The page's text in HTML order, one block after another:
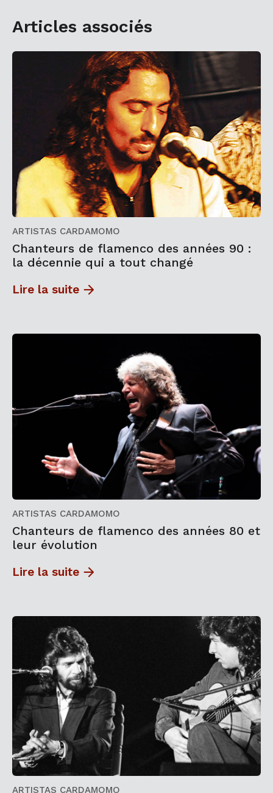
Articles associés
ARTISTAS CARDAMOMO
Chanteurs de flamenco des années 90 :
la décennie qui a tout changé
Lire la suite
ARTISTAS CARDAMOMO
Chanteurs de flamenco des années 80 et
leur évolution
Lire la suite
ARTISTAS CARDAMOMO